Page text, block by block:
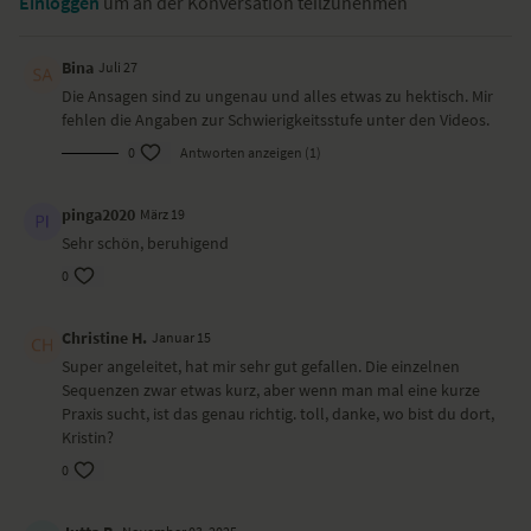
Vorbeuge, sitzend
Beckenkreisen
Vierfüßlerstand
Katze/Kuh
Seitliche Dehnung im Ausfallschritt
Herabschauender Hund
Plank
Krieger II
Einbeiniger Hund mit Hüftöffner
Wild Thing
Boot
Liegende Dehnung
Savasana
Bina Juli 27
Die Ansagen sind zu ungenau und alles etwas zu hektisch. Mir
fehlen die Angaben zur Schwierigkeitsstufe unter den Videos.
0 Antworten anzeigen (1)
pinga2020 März 19
Sehr schön, beruhigend
0
Christine H. Januar 15
Super angeleitet, hat mir sehr gut gefallen. Die einzelnen
Sequenzen zwar etwas kurz, aber wenn man mal eine kurze
Praxis sucht, ist das genau richtig. toll, danke, wo bist du dort,
Kristin?
0